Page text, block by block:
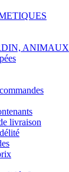
ANIMAUX
livraison